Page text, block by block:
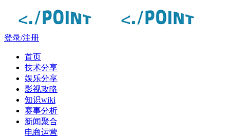
登录/注册
首页
技术分享
娱乐分享
影视攻略
知识wiki
赛事分析
新闻聚合
电商运营